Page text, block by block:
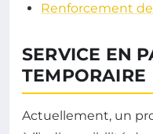
Renforcement
SERVICE EN
TEMPORAIRE
Actuellement, un